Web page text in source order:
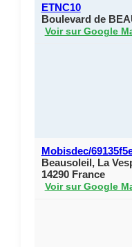
ETNC10
Boulevard de
Voir sur Google
Mobisdec/
Beausoleil, La
14290 France
Voir sur Google